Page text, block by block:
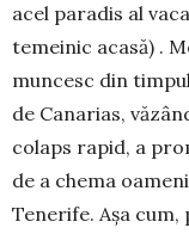
acel paradis al
temeinic acasă) .
muncesc din
de Canarias,
colaps rapid, a
de a chema
Tenerife. Aşa